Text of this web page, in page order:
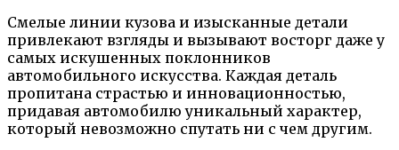
Смелые линии кузова и изысканные детали
привлекают взгляды и вызывают восторг даже у
самых искушенных поклонников
автомобильного искусства. Каждая деталь
пропитана страстью и инновационностью,
придавая автомобилю уникальный характер,
который невозможно спутать ни с чем другим.